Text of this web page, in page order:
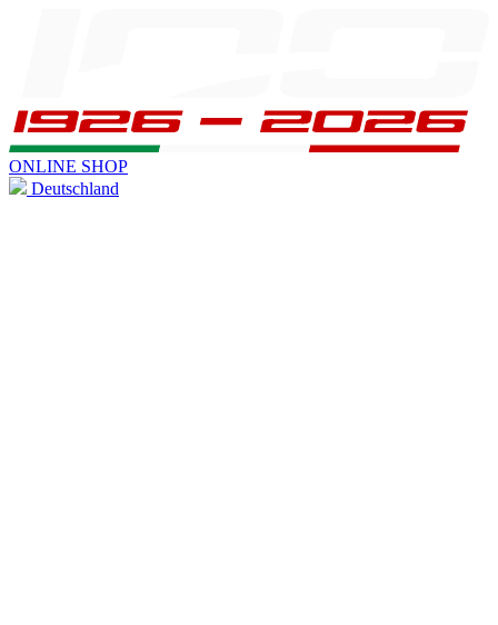
ONLINE SHOP
Deutschland